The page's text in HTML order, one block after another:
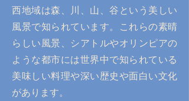
西地域は森、川、山、谷という美しい
風景で知られています。これらの素晴
らしい風景、シアトルやオリンピアの
ような都市には世界中で知られている
美味しい料理や深い歴史や面白い文化
があります。